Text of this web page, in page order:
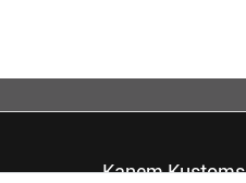
Kanem Kustoms